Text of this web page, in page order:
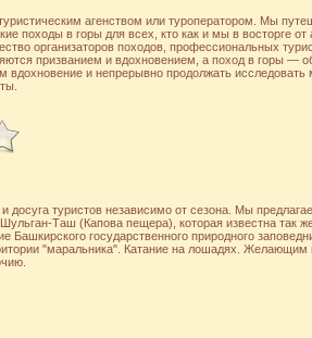
агенством или туроператором. Мы
походы в горы для всех, кто как и мы в восторге от
организаторов походов, профессиональных
призванием и вдохновением, а поход в горы —
и непрерывно продолжать исследовать
досуга туристов независимо от сезона. Мы
Таш (Капова пещера), которая известна так
государственного природного
"маральника". Катание на лошадях.